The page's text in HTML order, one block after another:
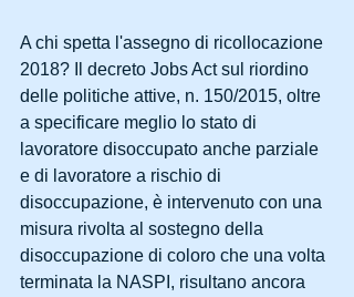
A chi spetta l'assegno di ricollocazione
2018? Il decreto Jobs Act sul riordino
delle politiche attive, n. 150/2015, oltre
a specificare meglio lo stato di
lavoratore disoccupato anche parziale
e di lavoratore a rischio di
disoccupazione, è intervenuto con una
misura rivolta al sostegno della
disoccupazione di coloro che una volta
terminata la NASPI, risultano ancora